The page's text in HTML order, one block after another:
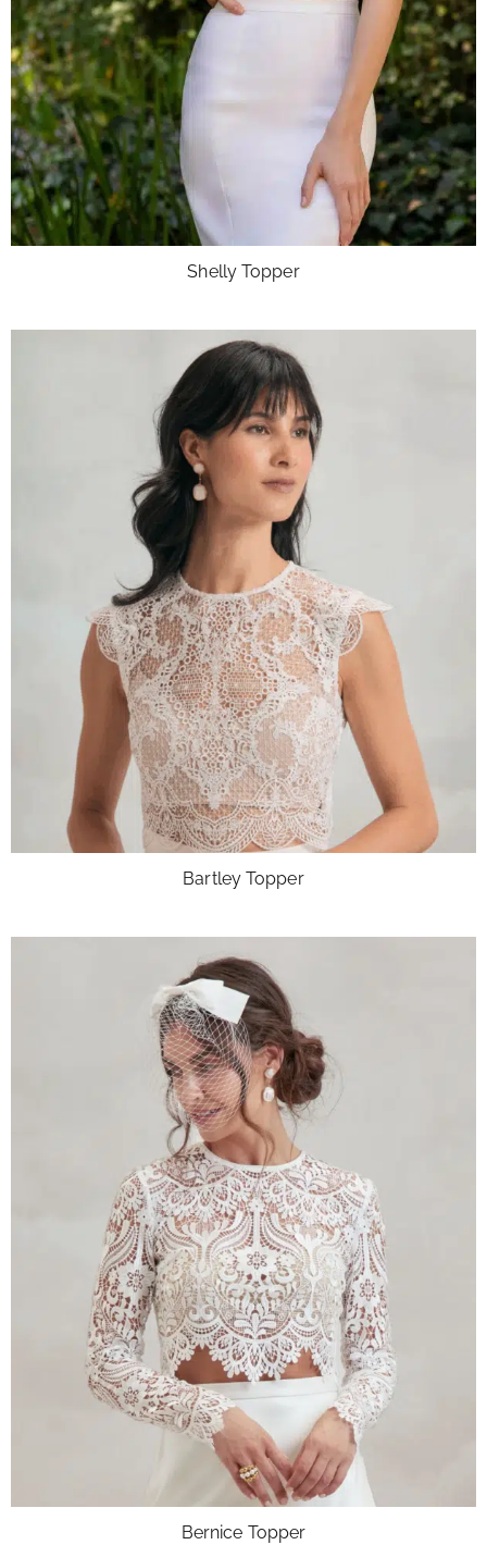
Shelly Topper
Bartley Topper
Bernice Topper